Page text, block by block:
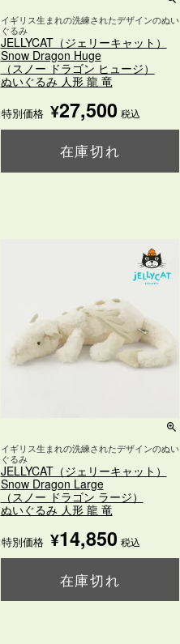
イギリス生まれの洗練されたデザインのぬい
ぐるみ
JELLYCAT（ジェリーキャット）
Snow Dragon Huge
（スノー ドラゴン ヒュージ）
ぬいぐるみ 人形 龍 竜
特別価格 ¥27,500 税込
在庫切れ
購入ページを見る
イギリス生まれの洗練されたデザインのぬい
ぐるみ
JELLYCAT（ジェリーキャット）
Snow Dragon Large
（スノー ドラゴン ラージ）
ぬいぐるみ 人形 龍 竜
特別価格 ¥14,850 税込
在庫切れ
購入ページを見る